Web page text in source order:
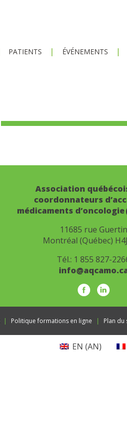
PATIENTS ÉVÉNEMENTS
Association
coordonnateurs
médicaments d’oncologie
11685 rue Guertin
Montréal (Québec)
Tél.: 1 855 827-
Politique formations en ligne Plan du
EN (AN)